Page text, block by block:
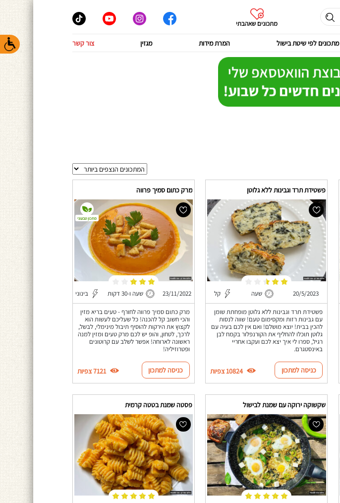
מתכונים שאהבתי
מתכונים לפי שיטת בישול המרת מידות מגזין צור קשר
פשטידת תרד וגבינות ללא גלוטן
20/5/2023 שעה קל
פשטידת תרד וגבינות ללא גלוטן מופחתת שומן
עם גבינות רזות ומקסימום טעם! שווה לנסות
להכין בבית! יוצא מושלם! ואם אין לכם בעיה עם
גלוטן תוכלו להחליף את הקורנפלור בקמח לבן
רגיל, ספרו לי איך יצא לכם ועקבו אחריי
באינסטגרם.
כניסה למתכון 10824 צפיות
מרק כתום סמיך פרווה
23/11/2022 שעה ו-30 דקות בינוני
מרק כתום סמיך פרווה לחורף - טעים בריא מזין
והכי חשוב קל להכנה! כל שעליכם לעשות הוא
לקצוץ את הירקות להוסיף תיבול מינימלי, לבשל,
לרכך, לטחון, והופ יש לכם מרק טעים ומזין למנה
ראשונה לארוחה! אפשר לשלב עם קרוטונים
ופטרוזיליה!
מתכון טבעוני
כניסה למתכון 7121 צפיות
שקשוקה ירוקה עם שמנת לבישול פסטה שמנת בטטה קרמית